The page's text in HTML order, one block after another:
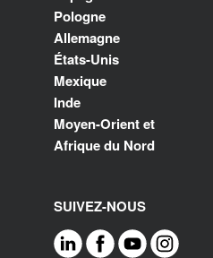
Pologne
Allemagne
États-Unis
Mexique
Inde
Moyen-Orient et
Afrique du Nord
SUIVEZ-NOUS